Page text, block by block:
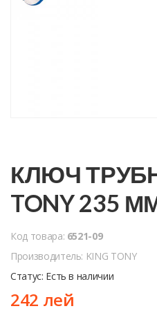
КЛЮЧ
TONY 235
Код товара: 6521-09
Производитель: KING TONY
Статус: Есть в наличии
242 лей